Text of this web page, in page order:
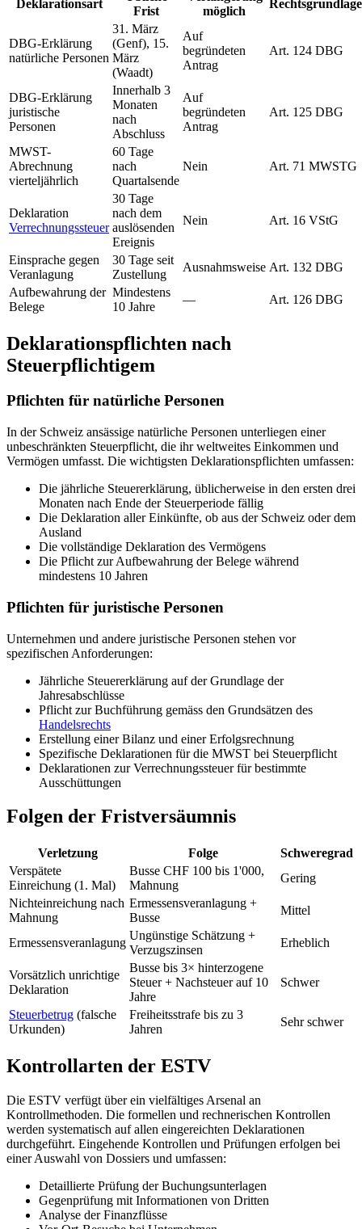
Deklarationsart
Frist
möglich
Rechtsgrundlage
DBG-Erklärung
natürliche Personen
31. März
(Genf), 15.
März
(Waadt)
Auf
begründeten
Antrag
Art. 124 DBG
DBG-Erklärung
juristische
Personen
Innerhalb 3
Monaten
nach
Abschluss
Auf
begründeten
Antrag
Art. 125 DBG
MWST-
Abrechnung
vierteljährlich
60 Tage
nach
Quartalsende
Nein Art. 71 MWSTG
Deklaration
Verrechnungssteuer
30 Tage
nach dem
auslösenden
Ereignis
Nein Art. 16 VStG
Einsprache gegen
Veranlagung
30 Tage seit
Zustellung
Ausnahmsweise Art. 132 DBG
Aufbewahrung der
Belege
Mindestens
10 Jahre
— Art. 126 DBG
Deklarationspflichten nach
Steuerpflichtigem
Pflichten für natürliche Personen
In der Schweiz ansässige natürliche Personen unterliegen einer
unbeschränkten Steuerpflicht, die ihr weltweites Einkommen und
Vermögen umfasst. Die wichtigsten Deklarationspflichten umfassen:
Die jährliche Steuererklärung, üblicherweise in den ersten drei
Monaten nach Ende der Steuerperiode fällig
Die Deklaration aller Einkünfte, ob aus der Schweiz oder dem
Ausland
Die vollständige Deklaration des Vermögens
Die Pflicht zur Aufbewahrung der Belege während
mindestens 10 Jahren
Pflichten für juristische Personen
Unternehmen und andere juristische Personen stehen vor
spezifischen Anforderungen:
Jährliche Steuererklärung auf der Grundlage der
Jahresabschlüsse
Pflicht zur Buchführung gemäss den Grundsätzen des
Handelsrechts
Erstellung einer Bilanz und einer Erfolgsrechnung
Spezifische Deklarationen für die MWST bei Steuerpflicht
Deklarationen zur Verrechnungssteuer für bestimmte
Ausschüttungen
Folgen der Fristversäumnis
Verletzung Folge
Schweregrad
Verspätete
Einreichung (1. Mal)
Busse CHF 100 bis 1'000,
Mahnung
Gering
Nichteinreichung nach
Mahnung
Ermessensveranlagung +
Busse
Mittel
Ermessensveranlagung
Ungünstige Schätzung +
Verzugszinsen
Erheblich
Vorsätzlich unrichtige
Deklaration
Busse bis 3× hinterzogene
Steuer + Nachsteuer auf 10
Jahre
Schwer
Steuerbetrug (falsche
Urkunden)
Freiheitsstrafe bis zu 3
Jahren
Sehr schwer
Kontrollarten der ESTV
Die ESTV verfügt über ein vielfältiges Arsenal an
Kontrollmethoden. Die formellen und rechnerischen Kontrollen
werden systematisch auf allen eingereichten Deklarationen
durchgeführt. Eingehende Kontrollen und Prüfungen erfolgen bei
einer Auswahl von Dossiers und umfassen:
Detaillierte Prüfung der Buchungsunterlagen
Gegenprüfung mit Informationen von Dritten
Analyse der Finanzflüsse